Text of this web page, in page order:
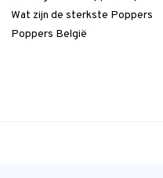
Wat zijn de sterkste Poppers
Poppers België